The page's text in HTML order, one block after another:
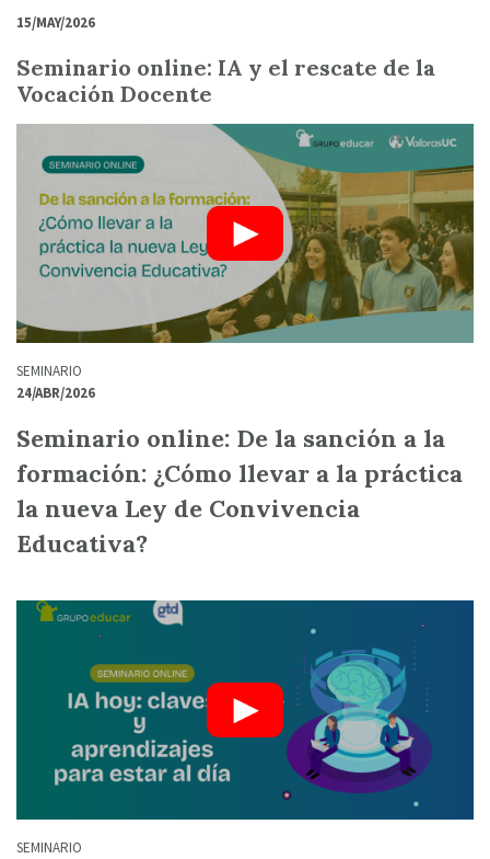
15/MAY/2026
Seminario online: IA y el rescate de la
Vocación Docente
SEMINARIO
24/ABR/2026
Seminario online: De la sanción a la
formación: ¿Cómo llevar a la práctica
la nueva Ley de Convivencia
Educativa?
SEMINARIO